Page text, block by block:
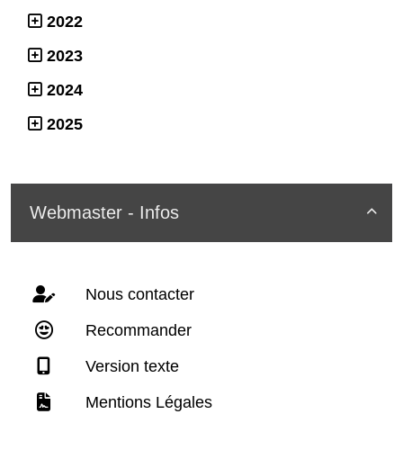
2022
2023
2024
2025

Webmaster - Infos
Nous contacter
Recommander
Version texte
Mentions Légales